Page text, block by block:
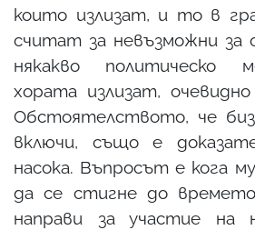
които излизат, и то в
считат за невъзможни за
някакво политическо
хората излизат,
Обстоятелството, че
включи, също е
насока. Въпросът е кога
да се стигне до
направи за участие на